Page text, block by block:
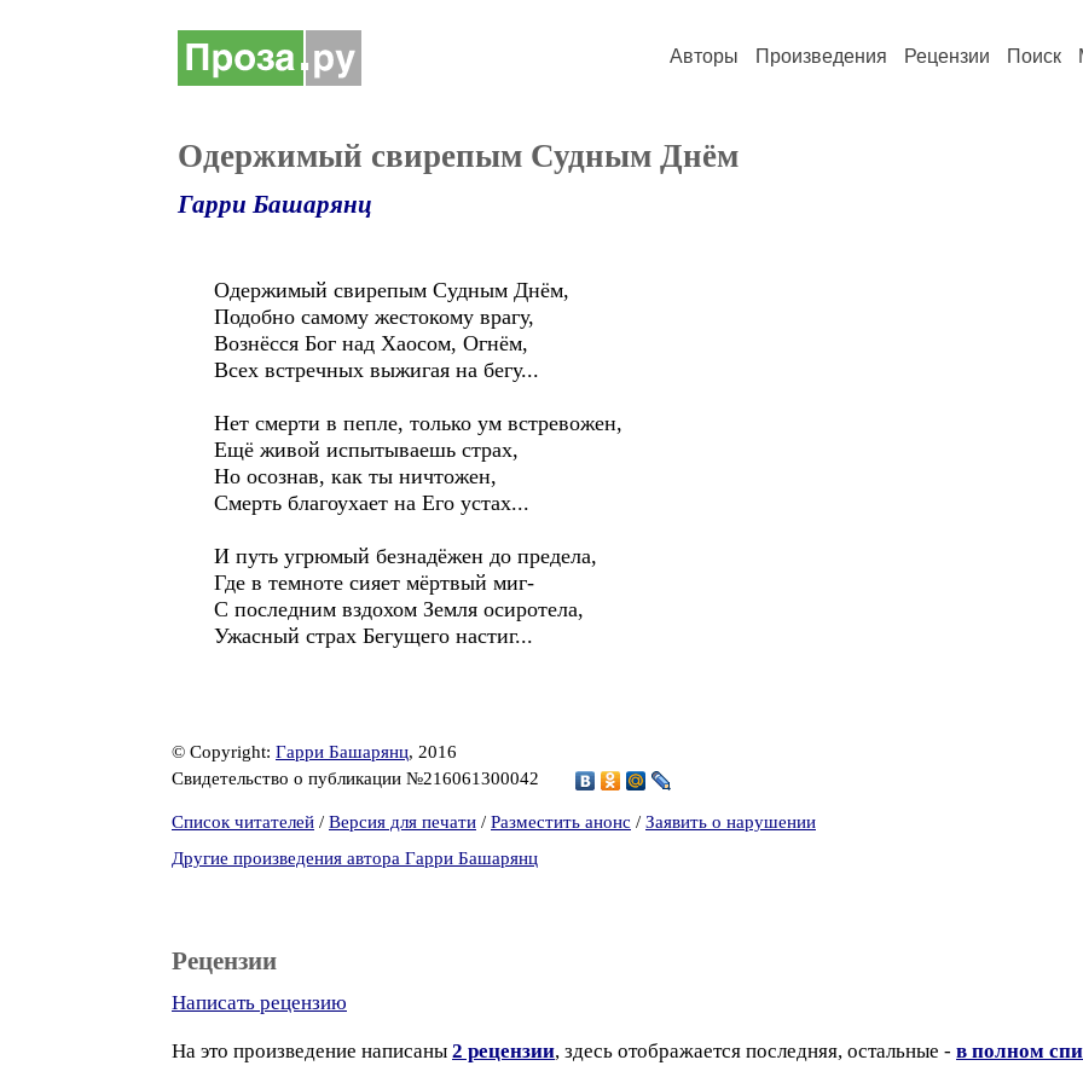
Авторы Произведения Рецензии Поиск
Одержимый свирепым Судным Днём
Гарри Башарянц
Одержимый свирепым Судным Днём,
Подобно самому жестокому врагу,
Вознёсся Бог над Хаосом, Огнём,
Всех встречных выжигая на бегу...
Нет смерти в пепле, только ум встревожен,
Ещё живой испытываешь страх,
Но осознав, как ты ничтожен,
Смерть благоухает на Его устах...
И путь угрюмый безнадёжен до предела,
Где в темноте сияет мёртвый миг-
С последним вздохом Земля осиротела,
Ужасный страх Бегущего настиг...
© Copyright: Гарри Башарянц, 2016
Свидетельство о публикации №216061300042
Список читателей / Версия для печати / Разместить анонс / Заявить о нарушении
Другие произведения автора Гарри Башарянц
Рецензии
Написать рецензию
На это произведение написаны 2 рецензии, здесь отображается последняя, остальные - в полном